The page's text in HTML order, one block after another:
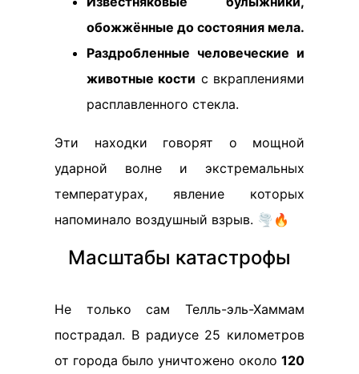
обожжённые до состояния мела.
Раздробленные человеческие и
животные кости с вкраплениями
расплавленного стекла.
Эти находки говорят о мощной
ударной волне и экстремальных
температурах, явление которых
напоминало воздушный взрыв. 🌪️🔥
Масштабы катастрофы
Не только сам Телль-эль-Хаммам
пострадал. В радиусе 25 километров
от города было уничтожено около 120